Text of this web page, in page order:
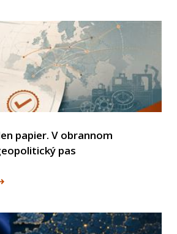
papier. V obrannom
pas